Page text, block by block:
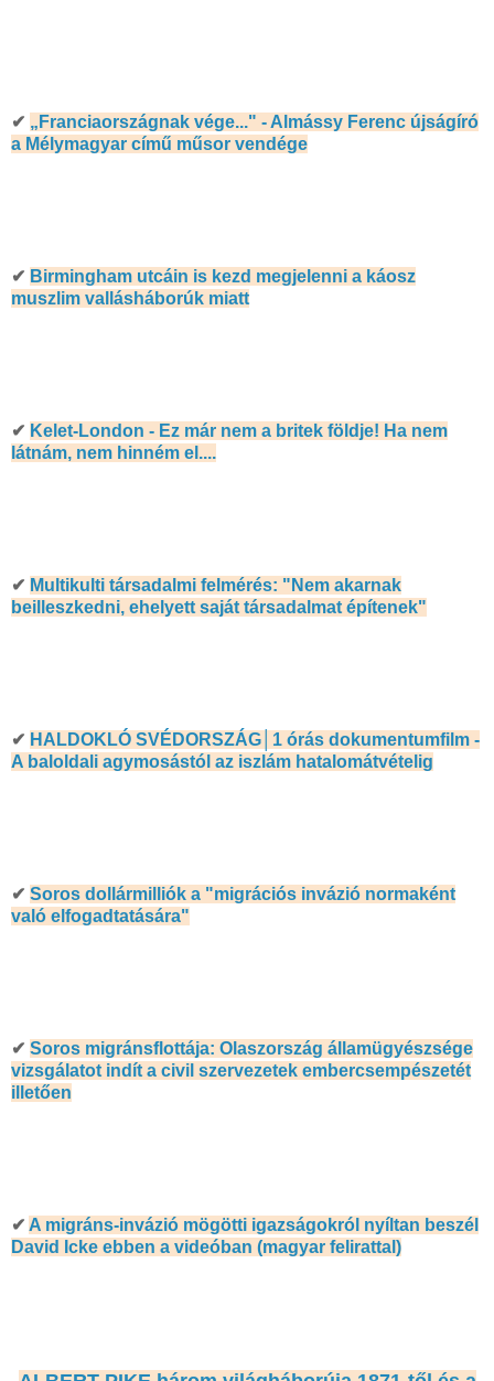
✔ „Franciaországnak vége..." - Almássy Ferenc újságíró
a Mélymagyar című műsor vendége
✔ Birmingham utcáin is kezd megjelenni a káosz
muszlim vallásháborúk miatt
✔ Kelet-London - Ez már nem a britek földje! Ha nem
látnám, nem hinném el....
✔ Multikulti társadalmi felmérés: "Nem akarnak
beilleszkedni, ehelyett saját társadalmat építenek"
✔ HALDOKLÓ SVÉDORSZÁG│1 órás dokumentumfilm -
A baloldali agymosástól az iszlám hatalomátvételig
✔ Soros dollármilliók a "migrációs invázió normaként
való elfogadtatására"
✔ Soros migránsflottája: Olaszország államügyészsége
vizsgálatot indít a civil szervezetek embercsempészetét
illetően
✔ A migráns-invázió mögötti igazságokról nyíltan beszél
David Icke ebben a videóban (magyar felirattal)